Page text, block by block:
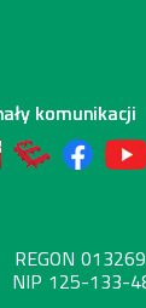
komunikacji
REGON
NIP 125-133-